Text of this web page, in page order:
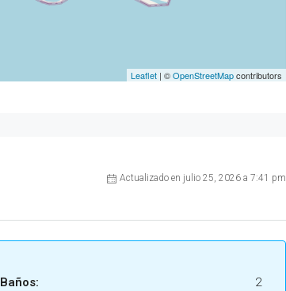
Leaflet | ©OpenStreetMapcontributors
Actualizado en julio 25, 2026 a 7:41 pm
Baños: 2